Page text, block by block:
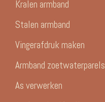
Kralen armband
Stalen armband
Vingerafdruk maken
Armband zoetwaterparels
As verwerken